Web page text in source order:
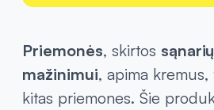
Priemonės, skirtos
mažinimui, apima
kitas priemones. Šie